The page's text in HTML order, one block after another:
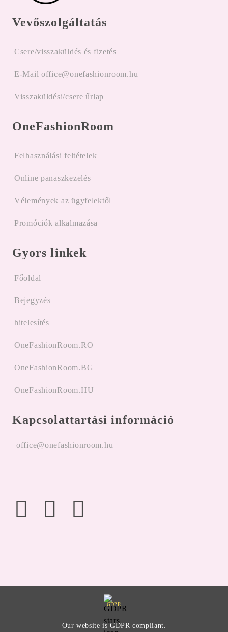
Vevőszolgáltatás
Csere/visszaküldés és fizetés
E-Mail office@onefashionroom.hu
Visszaküldési/csere űrlap
OneFashionRoom
Felhasználási feltételek
Online panaszkezelés
Vélemények az ügyfelektől
Promóciók alkalmazása
Gyors linkek
Főoldal
Bejegyzés
hitelesítés
OneFashionRoom.RO
OneFashionRoom.BG
OneFashionRoom.HU
Kapcsolattartási információ
office@onefashionroom.hu
GDPR
Our website is GDPR compliant.